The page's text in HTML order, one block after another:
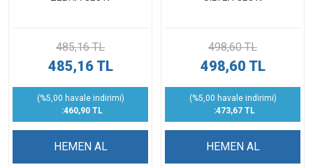
485,16 TL
485,16 TL
(%5,00 havale indirimi)
:460,90 TL
HEMEN AL
498,60 TL
498,60 TL
(%5,00 havale indirimi)
:473,67 TL
HEMEN AL